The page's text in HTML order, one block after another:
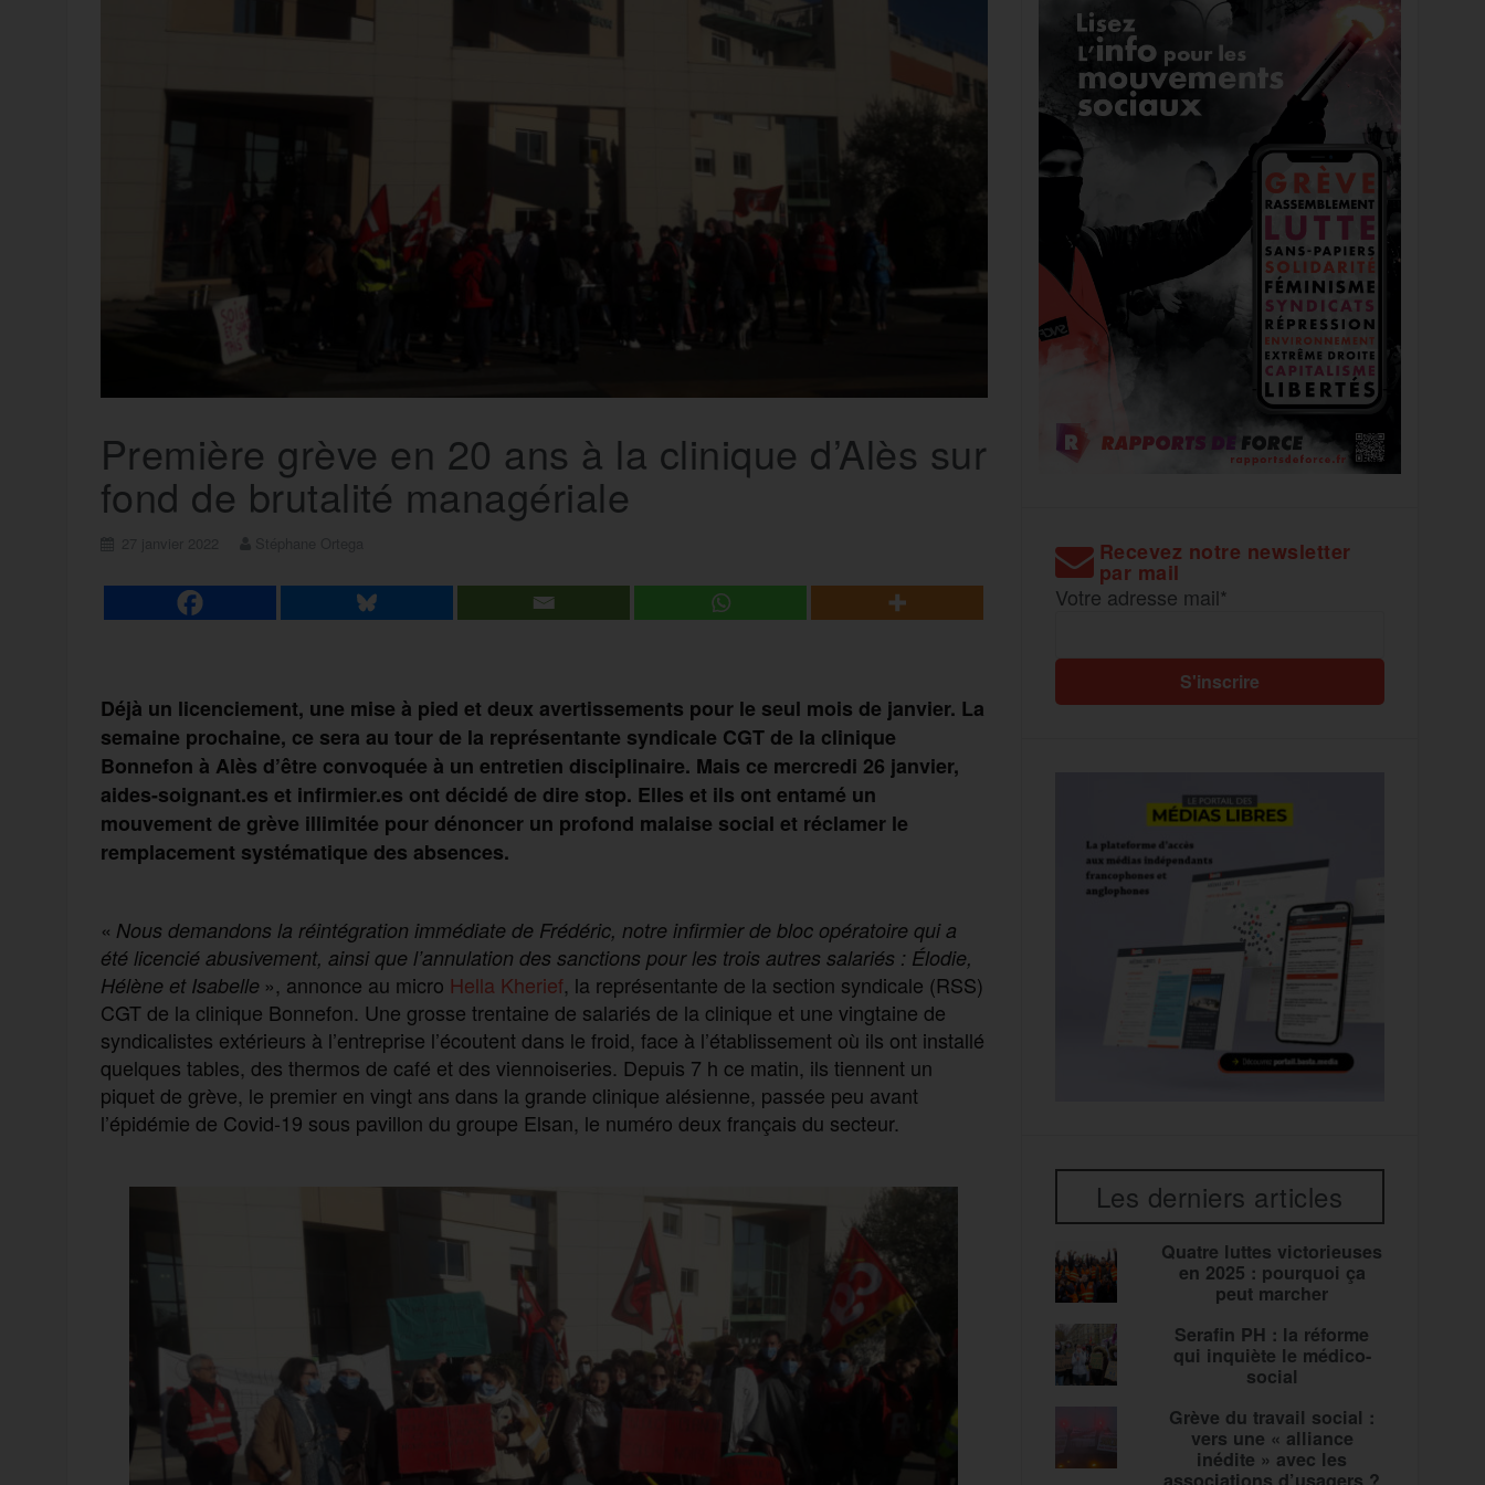
Première grève en 20 ans à la clinique d’Alès sur
fond de brutalité managériale
Déjà un licenciement, une mise à pied et deux avertissements pour le seul mois de janvier. La
semaine prochaine, ce sera au tour de la représentante syndicale CGT de la clinique
Bonnefon à Alès d’être convoquée à un entretien disciplinaire. Mais ce mercredi 26 janvier,
aides-soignant.es et infirmier.es ont décidé de dire stop. Elles et ils ont entamé un
mouvement de grève illimitée pour dénoncer un profond malaise social et réclamer le
remplacement systématique des absences.
« Nous demandons la réintégration immédiate de Frédéric, notre infirmier de bloc opératoire qui a
été licencié abusivement, ainsi que l’annulation des sanctions pour les trois autres salariés : Élodie,
Hélène et Isabelle», annonce au micro Hella Kherief, la représentante de la section syndicale (RSS)
CGT de la clinique Bonnefon. Une grosse trentaine de salariés de la clinique et une vingtaine de
syndicalistes extérieurs à l’entreprise l’écoutent dans le froid, face à l’établissement où ils ont installé
quelques tables, des thermos de café et des viennoiseries. Depuis 7 h ce matin, ils tiennent un
piquet de grève, le premier en vingt ans dans la grande clinique alésienne, passée peu avant
l’épidémie de Covid-19 sous pavillon du groupe Elsan, le numéro deux français du secteur.
Recevez notre newsletter
par mail
Votre adresse mail*
Les derniers articles
Quatre luttes victorieuses
en 2025 : pourquoi ça
peut marcher
Serafin PH : la réforme
qui inquiète le médico-
social
Grève du travail social :
vers une « alliance
inédite » avec les